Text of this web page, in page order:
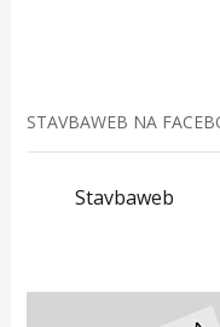
STAVBAWEB NA
Stavbaweb